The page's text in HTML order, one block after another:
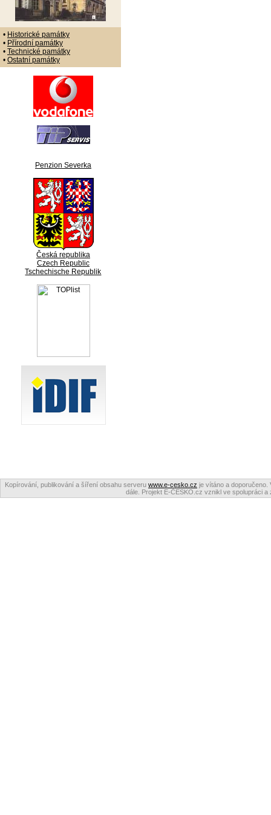
• Historické památky
• Přírodní památky
• Technické památky
• Ostatní památky
Penzion Severka
Česká republika
Czech Republic
Tschechische Republik
Kopírování, publikování a šíření obsahu serveru www.e-cesko.cz je vítáno a doporučeno.
dále. Projekt E-ČESKO.cz vznikl ve spolupráci